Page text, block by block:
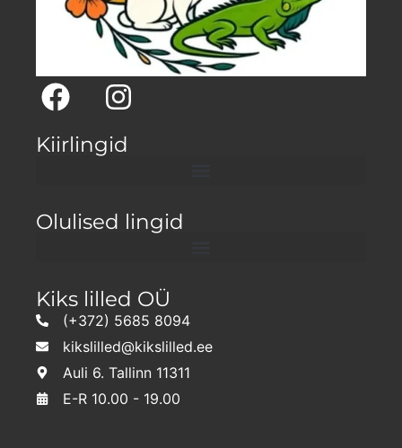
Kiirlingid
Olulised lingid
Kiks lilled OÜ
(+372) 5685 8094
kikslilled@kikslilled.ee
Auli 6. Tallinn 11311
E-R 10.00 - 19.00